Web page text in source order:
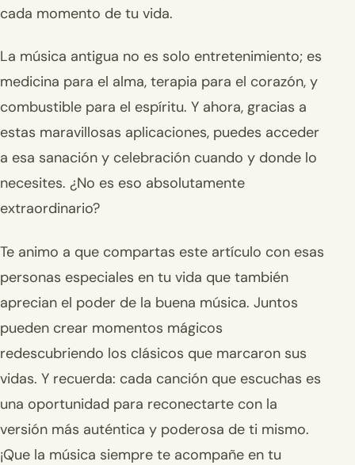
cada momento de tu vida.
La música antigua no es solo entretenimiento; es
medicina para el alma, terapia para el corazón, y
combustible para el espíritu. Y ahora, gracias a
estas maravillosas aplicaciones, puedes acceder
a esa sanación y celebración cuando y donde lo
necesites. ¿No es eso absolutamente
extraordinario?
Te animo a que compartas este artículo con esas
personas especiales en tu vida que también
aprecian el poder de la buena música. Juntos
pueden crear momentos mágicos
redescubriendo los clásicos que marcaron sus
vidas. Y recuerda: cada canción que escuchas es
una oportunidad para reconectarte con la
versión más auténtica y poderosa de ti mismo.
¡Que la música siempre te acompañe en tu